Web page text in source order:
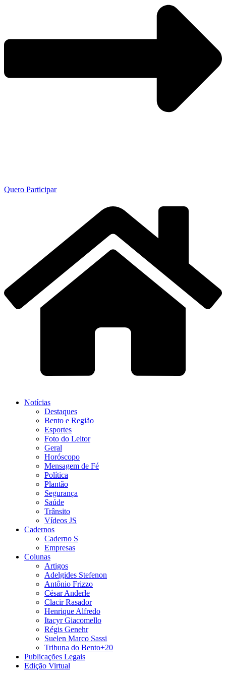
Quero Participar
Notícias
Destaques
Bento e Região
Esportes
Foto do Leitor
Geral
Horóscopo
Mensagem de Fé
Política
Plantão
Segurança
Saúde
Trânsito
Vídeos JS
Cadernos
Caderno S
Empresas
Colunas
Artigos
Adelgides Stefenon
Antônio Frizzo
César Anderle
Clacir Rasador
Henrique Alfredo
Itacyr Giacomello
Régis Genehr
Suelen Marco Sassi
Tribuna do Bento+20
Publicações Legais
Edição Virtual